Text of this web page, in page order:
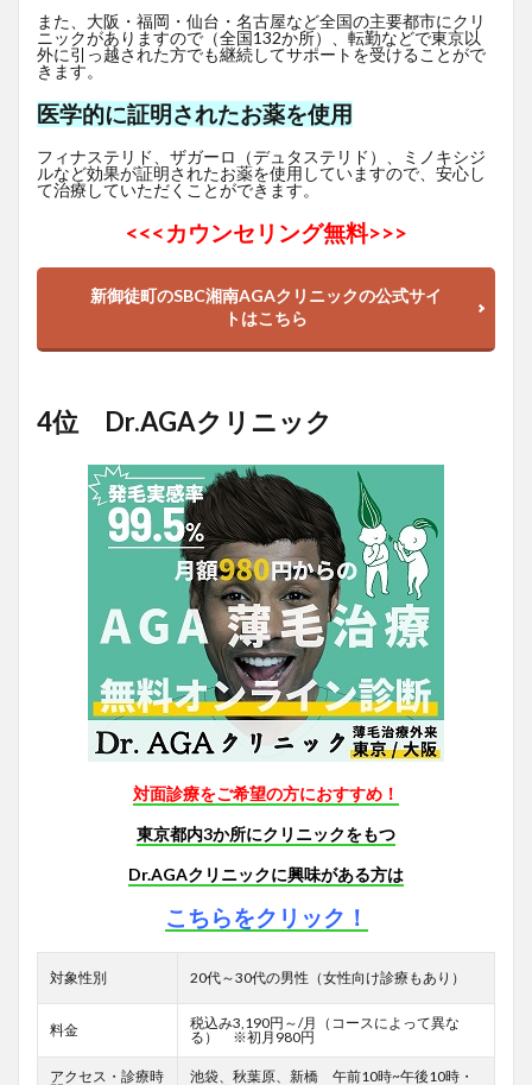
また、大阪・福岡・仙台・名古屋など全国の主要都市にクリ
ニックがありますので（全国132か所）、転勤などで東京以
外に引っ越された方でも継続してサポートを受けることがで
きます。
医学的に証明されたお薬を使用
フィナステリド、ザガーロ（デュタステリド）、ミノキシジ
ルなど効果が証明されたお薬を使用していますので、安心し
て治療していただくことができます。
<<<カウンセリング無料>>>
新御徒町のSBC湘南AGAクリニックの公式サイ
トはこちら
4位 Dr.AGAクリニック
対面診療をご希望の方におすすめ！
東京都内3か所にクリニックをもつ
Dr.AGAクリニックに興味がある方は
こちらをクリック！
対象性別 20代～30代の男性（女性向け診療もあり）
料金
税込み3,190円～/月（コースによって異な
る） ※初月980円
アクセス・診療時
池袋、秋葉原、新橋 午前10時~午後10時・